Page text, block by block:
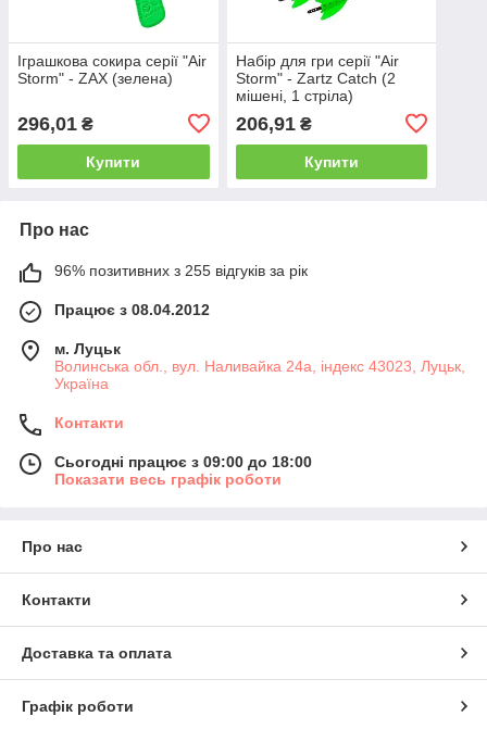
Іграшкова сокира серії "Air
Storm" - ZAX (зелена)
296,01 ₴
Купити
Набір для гри серії "Air
Storm" - Zartz Catch (2
мішені, 1 стріла)
206,91₴
Купити
Про нас
96% позитивних з 255 відгуків за рік
Працює з 08.04.2012
м. Луцьк
Волинська обл., вул. Наливайка 24а, індекс 43023, Луцьк,
Україна
Контакти
Сьогодні працює з 09:00 до 18:00
Показати весь графік роботи
Про нас
Контакти
Доставка та оплата
Графік роботи